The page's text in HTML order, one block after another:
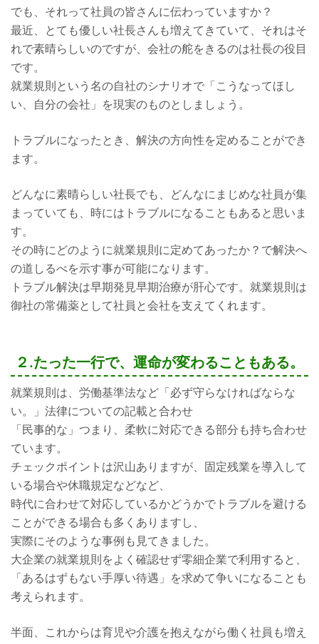
でも、それって社員の皆さんに伝わっていますか？
最近、とても優しい社長さんも増えてきていて、それはそ
れで素晴らしいのですが、会社の舵をきるのは社長の役目
です。
就業規則という名の自社のシナリオで「こうなってほし
い、自分の会社」を現実のものとしましょう。
トラブルになったとき、解決の方向性を定めることができ
ます。
どんなに素晴らしい社長でも、どんなにまじめな社員が集
まっていても、時にはトラブルになることもあると思いま
す。
その時にどのように就業規則に定めてあったか？で解決へ
の道しるべを示す事が可能になります。
トラブル解決は早期発見早期治療が肝心です。就業規則は
御社の常備薬として社員と会社を支えてくれます。
２.たった一行で、運命が変わることもある。
就業規則は、労働基準法など「必ず守らなければならな
い。」法律についての記載と合わせ
「民事的な」つまり、柔軟に対応できる部分も持ち合わせ
ています。
チェックポイントは沢山ありますが、固定残業を導入して
いる場合や休職規定などなど、
時代に合わせて対応しているかどうかでトラブルを避ける
ことができる場合も多くありますし、
実際にそのような事例も見てきました。
大企業の就業規則をよく確認せず零細企業で利用すると、
「あるはずもない手厚い待遇」を求めて争いになることも
考えられます。
半面、これからは育児や介護を抱えながら働く社員も増え